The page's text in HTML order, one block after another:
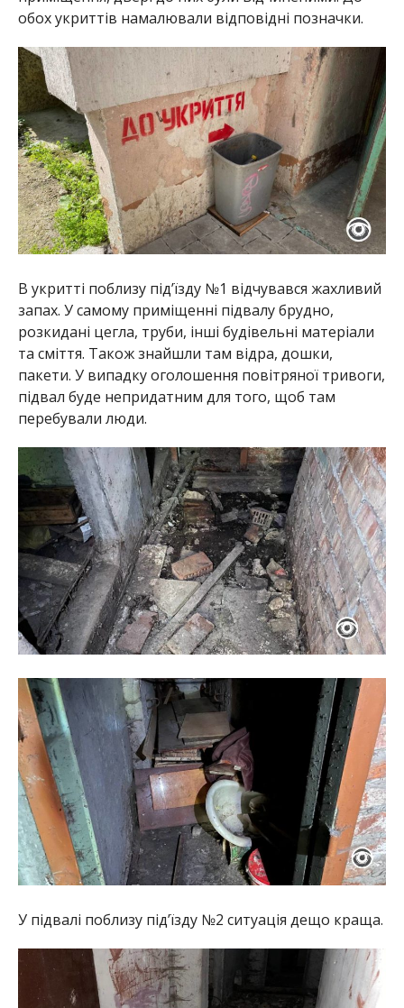
обох укриттів намалювали відповідні позначки.
В укритті поблизу під’їзду №1 відчувався жахливий
запах. У самому приміщенні підвалу брудно,
розкидані цегла, труби, інші будівельні матеріали
та сміття. Також знайшли там відра, дошки,
пакети. У випадку оголошення повітряної тривоги,
підвал буде непридатним для того, щоб там
перебували люди.
У підвалі поблизу під’їзду №2 ситуація дещо краща.